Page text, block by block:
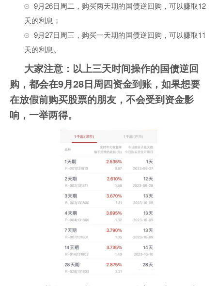
9月26日周二，购买两天期的国债逆回购，可以赚取12
天的利息；
9月27日周三，购买一天期的国债逆回购，可以赚取11
天的利息。
大家注意：以上三天时间操作的国债逆回
购，都会在9月28日周四资金到账，如果想要
在放假前购买股票的朋友，不会受到资金影
响，一举两得。